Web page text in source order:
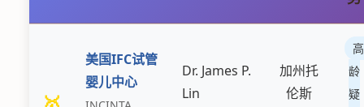
美国IFC试管
婴儿中心
Dr. James P.
Lin
加州托
伦斯
高
龄
疑